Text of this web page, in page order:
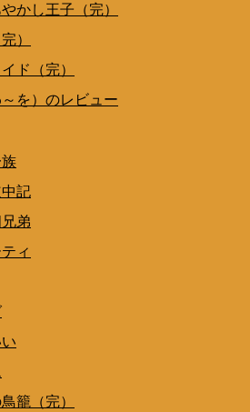
かし王子（完）
）
ド（完）
を）のレビュー
記
弟
ィ
籠（完）